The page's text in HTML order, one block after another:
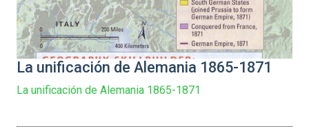
La unificación de Alemania 1865-1871
La unificación de Alemania 1865-1871